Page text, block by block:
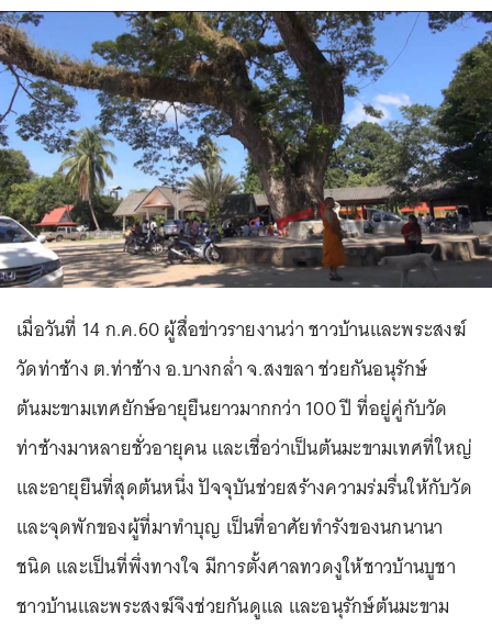
เมื่อวันที่ 14 ก.ค.60 ผู้สื่อข่าวรายงานว่า ชาวบ้านและพระสงฆ์
วัดท่าช้าง ต.ท่าช้าง อ.บางกล่ำ จ.สงขลา ช่วยกันอนุรักษ์
ต้นมะขามเทศยักษ์อายุยืนยาวมากกว่า 100 ปี ที่อยู่คู่กับวัด
ท่าช้างมาหลายชั่วอายุคน และเชื่อว่าเป็นต้นมะขามเทศที่ใหญ่
และอายุยืนที่สุดต้นหนึ่ง ปัจจุบันช่วยสร้างความร่มรื่นให้กับวัด
และจุดพักของผู้ที่มาทำบุญ เป็นที่อาศัยทำรังของนกนานา
ชนิด และเป็นที่พึ่งทางใจ มีการตั้งศาลทวดงูให้ชาวบ้านบูชา
ชาวบ้านและพระสงฆ์จึงช่วยกันดูแล และอนุรักษ์ต้นมะขาม